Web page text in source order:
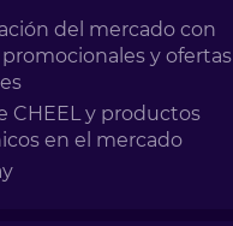
del mercado con
y ofertas
CHEEL y productos
en el mercado